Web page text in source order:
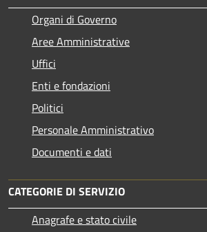
Organi di Governo
Aree Amministrative
Uffici
Enti e fondazioni
Politici
Personale Amministrativo
Documenti e dati
CATEGORIE DI SERVIZIO
Anagrafe e stato civile